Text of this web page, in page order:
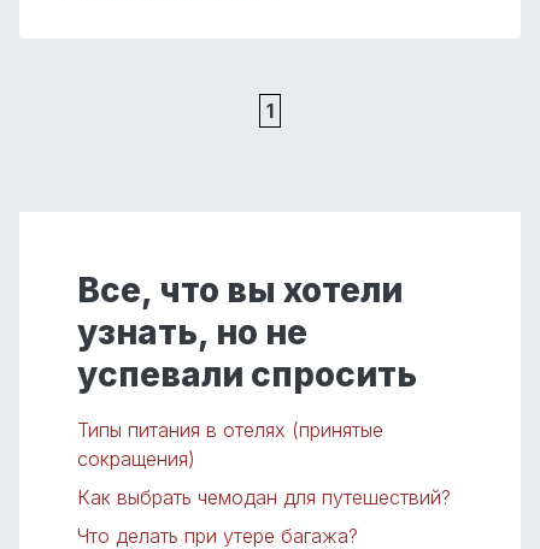
1
Все, что вы хотели
узнать, но не
успевали спросить
Типы питания в отелях (принятые
сокращения)
Как выбрать чемодан для путешествий?
Что делать при утере багажа?